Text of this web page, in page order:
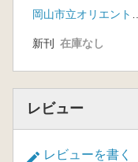
新刊 在庫なし
レビュー
レビューを書く